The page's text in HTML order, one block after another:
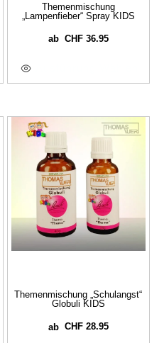
Themenmischung
„Lampenfieber“ Spray KIDS
ab CHF36.95
Themenmischung „Schulangst“
Globuli KIDS
ab CHF28.95